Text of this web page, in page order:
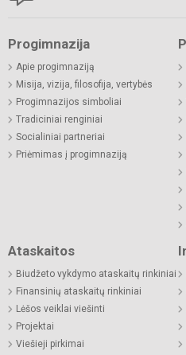
Progimnazija
Apie progimnaziją
Misija, vizija, filosofija, vertybės
Progimnazijos simboliai
Tradiciniai renginiai
Socialiniai partneriai
Priėmimas į progimnaziją
Ataskaitos
Biudžeto vykdymo ataskaitų rinkiniai
Finansinių ataskaitų rinkiniai
Lėšos veiklai viešinti
Projektai
Viešieji pirkimai